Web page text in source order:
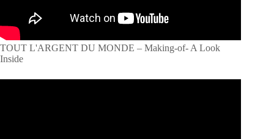
TOUT L'ARGENT DU MONDE – Making-of- A Look
Inside